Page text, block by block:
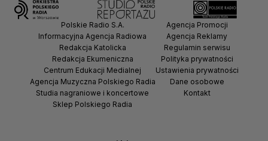
Polskie Radio S.A.
Informacyjna Agencja Radiowa
Redakcja Katolicka
Redakcja Ekumeniczna
Centrum Edukacji Medialnej
Agencja Muzyczna Polskiego Radia
Studia nagraniowe i koncertowe
Sklep Polskiego Radia
Agencja Promocji
Agencja Reklamy
Regulamin serwisu
Polityka prywatności
Ustawienia prywatności
Dane osobowe
Kontakt